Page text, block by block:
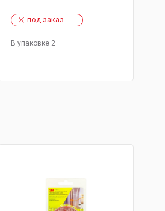
под заказ
В упаковке 2